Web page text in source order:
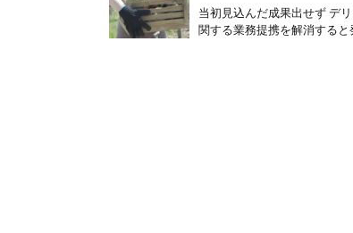
当初見込んだ成果出せず デ
関する業務提携を解消する